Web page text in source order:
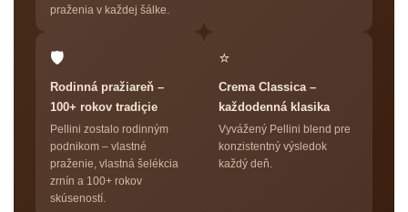
praženia v každej šálke.
🛡
Rodinná pražiareň –
100+ rokov tradiçie
Pellini zostalo rodinným
podnikom – vlastné
praženie, vlastná šelékcia
zrnín a 100+ rokov
skúseností.
⭐
Crema Classica –
každodenná klasika
Vyvážený Pellini blend pre
konzistentný výsledok
každý deň.